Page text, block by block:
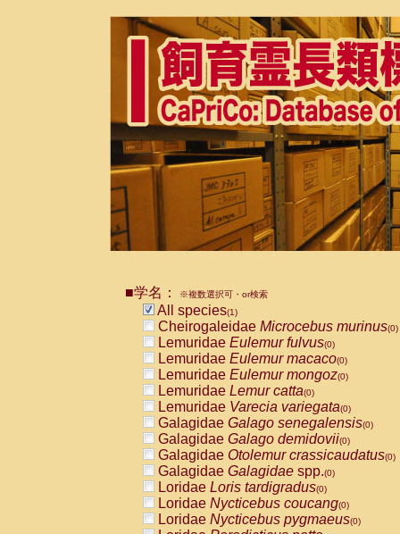
■学名： ※複数選択可・or検索
All species(1)
Cheirogaleidae Microcebus murinus(0)
Lemuridae Eulemur fulvus(0)
Lemuridae Eulemur macaco(0)
Lemuridae Eulemur mongoz(0)
Lemuridae Lemur catta(0)
Lemuridae Varecia variegata(0)
Galagidae Galago senegalensis(0)
Galagidae Galago demidovii(0)
Galagidae Otolemur crassicaudatus(0)
Galagidae Galagidae spp.(0)
Loridae Loris tardigradus(0)
Loridae Nycticebus coucang(0)
Loridae Nycticebus pygmaeus(0)